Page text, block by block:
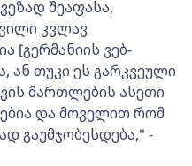
შეაფასა,
კვლავ
[გერმანიის ვებ-
ან თუკი ეს გარკვეული
მართლების ასეთი
და მოველით რომ
გაუმჯობესდება," -